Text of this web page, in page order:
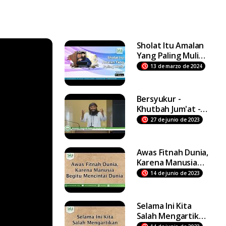
Sholat Itu Amalan
Yang Paling Mulia -
Ustadz Dr Syafiq
13 de marzo de 2024
Bersyukur -
Khutbah Jum'at -
Ustadz DR Syafiq
27 de junio de 2023
Awas Fitnah Dunia,
Karena Manusia
Begitu Mencintai
14 de junio de 2023
Selama Ini Kita
Salah Mengartikan